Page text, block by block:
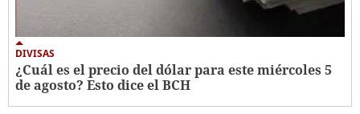
DIVISAS
¿Cuál es el precio del dólar para este miércoles 5
de agosto? Esto dice el BCH